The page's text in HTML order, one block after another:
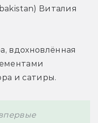
Виталия
вдохновлённая
и сатиры.